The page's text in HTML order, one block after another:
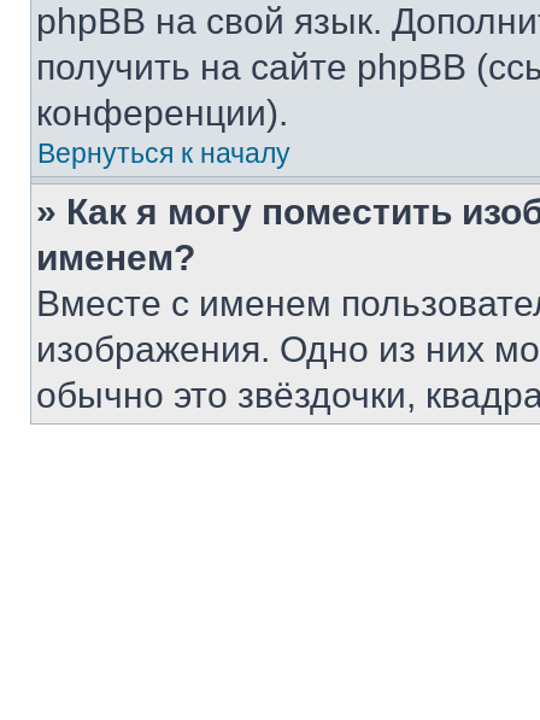
phpBB на свой язык.
получить на сайте phpBB
конференции).
Вернуться к началу
» Как я могу поместить
именем?
Вместе с именем
изображения. Одно из них
обычно это звёздочки,